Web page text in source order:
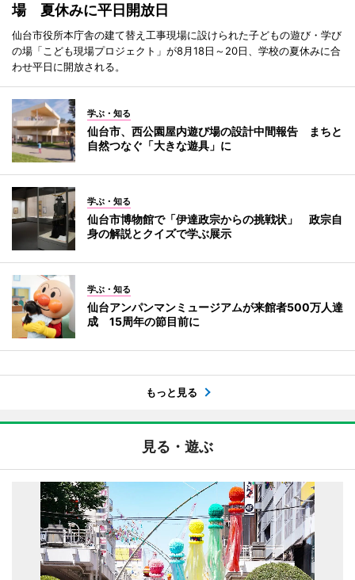
場 夏休みに平日開放日
仙台市役所本庁舎の建て替え工事現場に設けられた子どもの遊び・学び
の場「こども現場プロジェクト」が8月18日～20日、学校の夏休みに合
わせ平日に開放される。
学ぶ・知る
仙台市、西公園屋内遊び場の設計中間報告 まちと
自然つなぐ「大きな遊具」に
学ぶ・知る
仙台市博物館で「伊達政宗からの挑戦状」 政宗自
身の解説とクイズで学ぶ展示
学ぶ・知る
仙台アンパンマンミュージアムが来館者500万人達
成 15周年の節目前に
もっと見る
見る・遊ぶ